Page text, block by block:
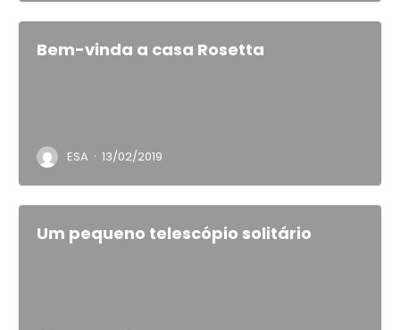
Bem-vinda a casa Rosetta
ESA · 13/02/2019
Um pequeno telescópio solitário